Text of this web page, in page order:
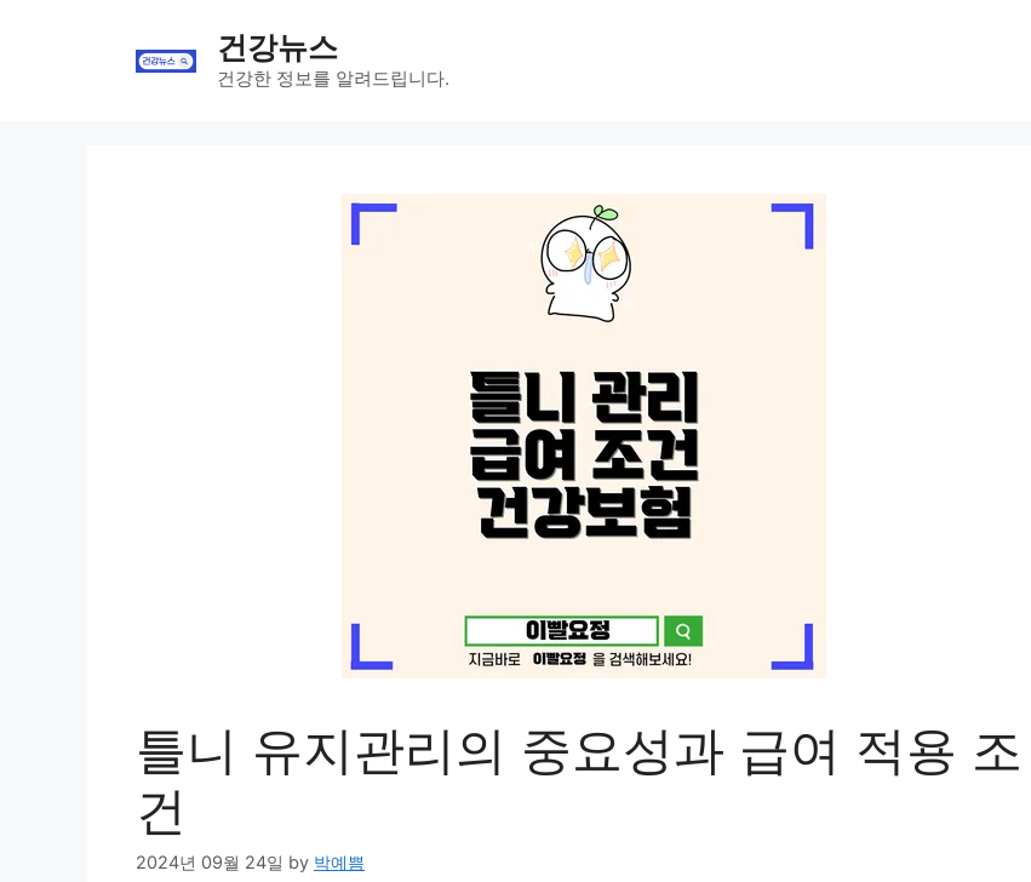
건강뉴스
건강한 정보를 알려드립니다.
틀니 유지관리의 중요성과 급여 적용 조
건
2024년 09월 24일 by 박예쁨